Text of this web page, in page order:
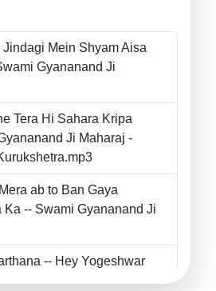
Jindagi Mein Shyam Aisa
Gyananand Ji
Tera Hi Sahara Kripa
Ji Maharaj -
ab to Ban Gaya
Ka -- Swami Gyananand Ji
-- Hey Yogeshwar